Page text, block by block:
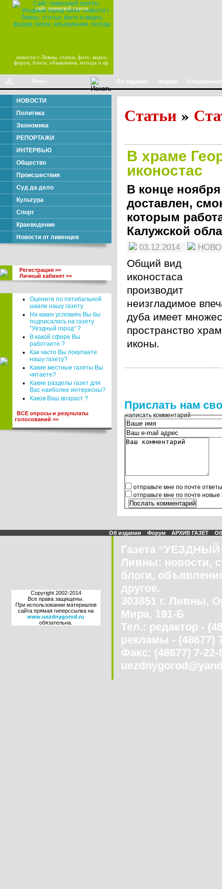
сайт ливенской газеты
новости г.Ливны, статьи, фото, видео,
форум, блоги, объявления, погода и пр.
Об издании Форум Объявления
НОВОСТИ
Политика
Экономика
РЕПОРТАЖИ
ИНТЕРВЬЮ
Общество
Происшествия
Суд да дело
Культура
Спорт
Краеведение
Новости от ливенцев
Регистрация >>
Личный кабинет >>
Оцените по пятибальной
шкале нашу газету
На каких условиях Вы бы
подписались на газету
"Уездный город" ?
В какой сфере Вы
работаете ?
Как часто Вы покупаете
нашу газету?
Какие местные газеты Вы
читаете?
Какие разделы газет для
Вас наиболее интересны?
Каков Ваш возраст ?
ВСЕ опросы и результаты
голосований >>
Статьи »
В храме
иконостас
В конце
доставлен,
которым
Калужской
03.12.2014
Общий вид
иконостаса
производит
неизгладимое
дуба имеет
пространство
иконы.
Прислать нам
написать комментарий
отправьте мне по почте
отправьте мне по почте
Об издании Форум АРХИВ ГАЗЕТ
Copyright 2002-2014
Все права защищены.
При использовании материалов
сайта прямая гиперссылка на
www.uezdnygorod.ru
обязательна.
Газета
Ливны: новости,
блоги,
другое.
303851 г. Ливны,
Мира, 191-Б
Тел.: редактор -
рекламы - (48677)
Факс: (48677) 7-